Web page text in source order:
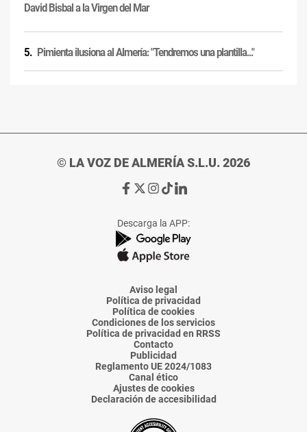
David Bisbal a la Virgen del Mar
Pimienta ilusiona al Almería: "Tendremos una plantilla..."
© LA VOZ DE ALMERÍA S.L.U. 2026
Ir
de
La
Voz
Almería
Ir
de
La
Voz
Almería
Ir
de
La
Voz
Almería
Ir
de
La
Voz
Almería
Ir
de
La
Voz
Descarga la APP:
Aviso legal
Política de privacidad
Política de cookies
Condiciones de los servicios
Política de privacidad en RRSS
Contacto
Publicidad
Reglamento UE 2024/1083
Canal ético
Ajustes de cookies
Declaración de accesibilidad